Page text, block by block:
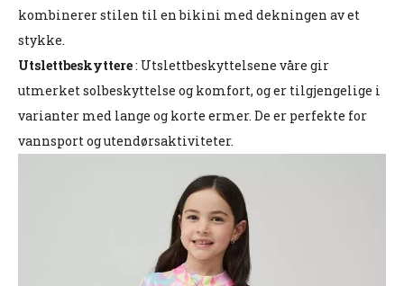
kombinerer stilen til en bikini med dekningen av et
stykke.
Utslettbeskyttere: Utslettbeskyttelsene våre gir
utmerket solbeskyttelse og komfort, og er tilgjengelige i
varianter med lange og korte ermer. De er perfekte for
vannsport og utendørsaktiviteter.